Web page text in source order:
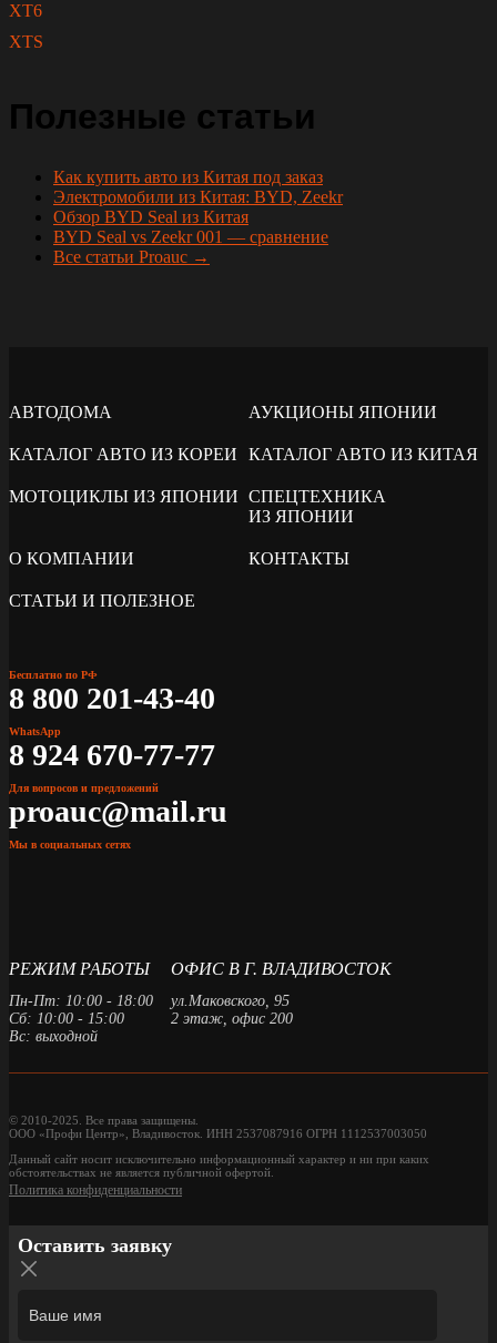
XT6
XTS
Полезные статьи
Как купить авто из Китая под заказ
Электромобили из Китая: BYD, Zeekr
Обзор BYD Seal из Китая
BYD Seal vs Zeekr 001 — сравнение
Все статьи Proauc →
АВТОДОМА АУКЦИОНЫ ЯПОНИИ
КАТАЛОГ АВТО ИЗ КОРЕИ КАТАЛОГ АВТО ИЗ КИТАЯ
МОТОЦИКЛЫ ИЗ ЯПОНИИ СПЕЦТЕХНИКА
ИЗ ЯПОНИИ
О КОМПАНИИ КОНТАКТЫ
СТАТЬИ И ПОЛЕЗНОЕ
Бесплатно по РФ
8 800 201-43-40
WhatsApp
8 924 670-77-77
Для вопросов и предложений
proauc@mail.ru
Мы в социальных сетях
РЕЖИМ РАБОТЫ
Пн-Пт: 10:00 - 18:00
Сб: 10:00 - 15:00
Вс: выходной
ОФИС В Г. ВЛАДИВОСТОК
ул.Маковского, 95
2 этаж, офис 200
© 2010-2025. Все права защищены.
ООО «Профи Центр», Владивосток. ИНН 2537087916 ОГРН 1112537003050
Данный сайт носит исключительно информационный характер и ни при каких
обстоятельствах не является публичной офертой.
Политика конфиденциальности
Оставить заявку